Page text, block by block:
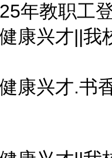
年教职工
康兴才||我
康兴才.书